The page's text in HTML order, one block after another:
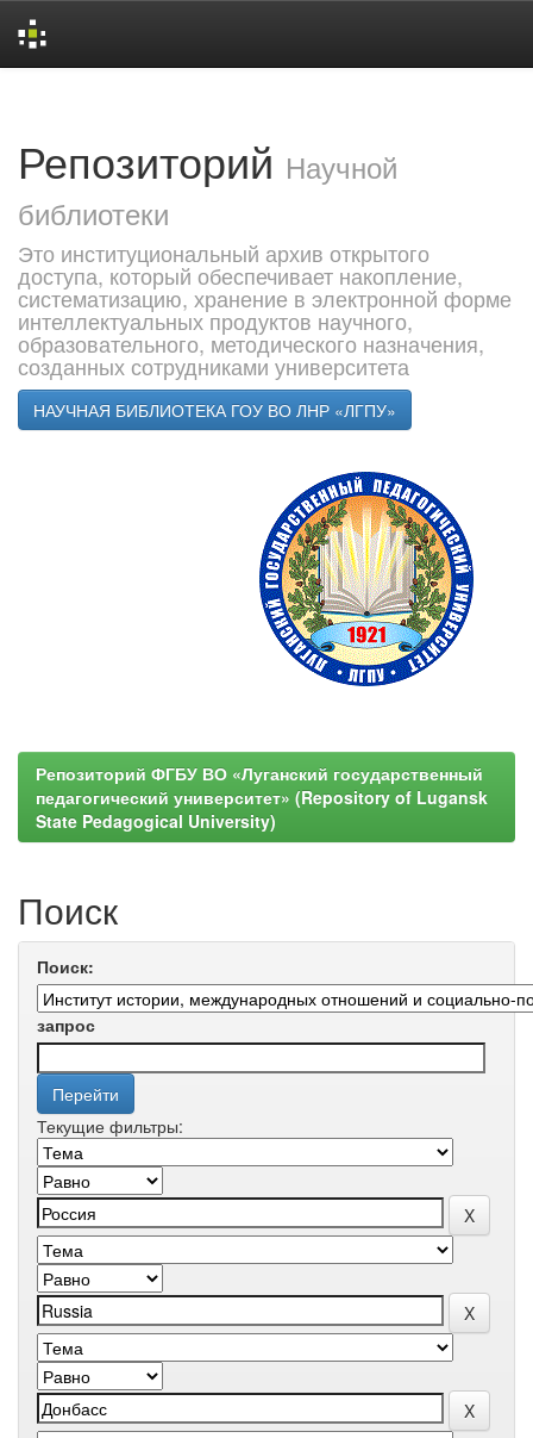
Репозиторий Научной
библиотеки
Это институциональный архив открытого
доступа, который обеспечивает накопление,
систематизацию, хранение в электронной форме
интеллектуальных продуктов научного,
образовательного, методического назначения,
созданных сотрудниками университета
НАУЧНАЯ БИБЛИОТЕКА ГОУ ВО ЛНР «ЛГПУ»
Репозиторий ФГБУ ВО «Луганский государственный
педагогический университет» (Repository of Lugansk
State Pedagogical University)
Поиск
Поиск:
запрос
Текущие фильтры: